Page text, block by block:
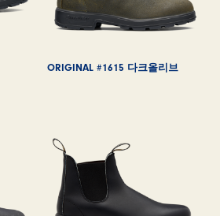
ORIGINAL #1615 다크올리브